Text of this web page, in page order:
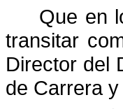
Que en
transitar
Director del
de Carrera